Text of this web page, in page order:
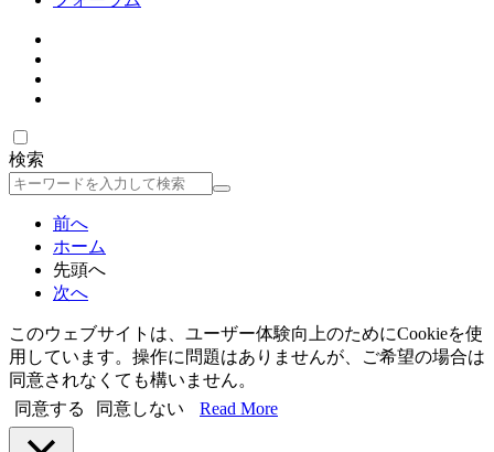
検索
検
前へ
ホーム
先頭へ
次へ
このウェブサイトは、ユーザー体験向上のためにCookieを使
用しています。操作に問題はありませんが、ご希望の場合は
同意されなくても構いません。
同意する
同意しない Read More